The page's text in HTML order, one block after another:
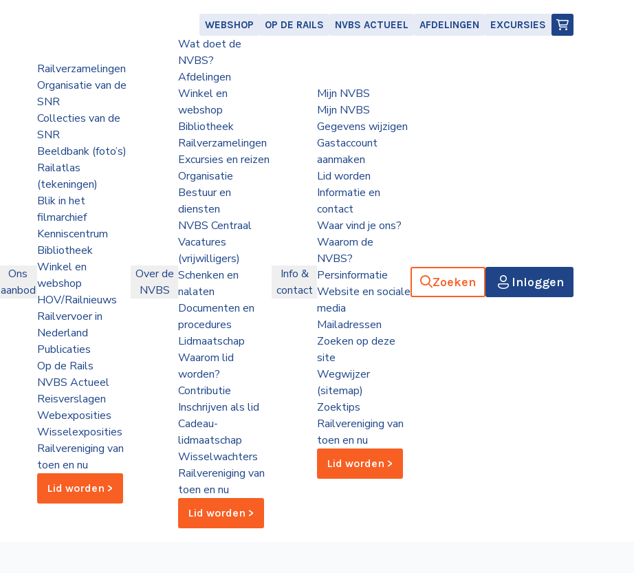
WEBSHOP OP DE RAILS NVBS ACTUEEL AFDELINGEN EXCURSIES
Ons
aanbod
Railverzamelingen
Organisatie van de
SNR
Collecties van de
SNR
Beeldbank (foto’s)
Railatlas
(tekeningen)
Blik in het
filmarchief
Kenniscentrum
Bibliotheek
Winkel en
webshop
HOV/Railnieuws
Railvervoer in
Nederland
Publicaties
Op de Rails
NVBS Actueel
Reisverslagen
Webexposities
Wisselexposities
Railvereniging van
toen en nu
Lid worden >
Over de
NVBS
Wat doet de
NVBS?
Afdelingen
Winkel en
webshop
Bibliotheek
Railverzamelingen
Excursies en reizen
Organisatie
Bestuur en
diensten
NVBS Centraal
Vacatures
(vrijwilligers)
Schenken en
nalaten
Documenten en
procedures
Lidmaatschap
Waarom lid
worden?
Contributie
Inschrijven als lid
Cadeau-
lidmaatschap
Wisselwachters
Railvereniging van
toen en nu
Lid worden >
Info &
contact
Mijn NVBS
Mijn NVBS
Gegevens wijzigen
Gastaccount
aanmaken
Lid worden
Informatie en
contact
Waar vind je ons?
Waarom de
NVBS?
Persinformatie
Website en sociale
media
Mailadressen
Zoeken op deze
site
Wegwijzer
(sitemap)
Zoektips
Railvereniging van
toen en nu
Lid worden >
Zoeken Inloggen